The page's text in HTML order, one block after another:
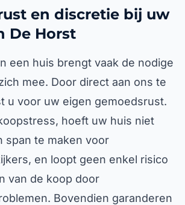
en discretie bij uw
De Horst
een huis brengt vaak de nodige
mee. Door direct aan ons te
u voor uw eigen gemoedsrust.
hoeft uw huis niet
span te maken voor
en loopt geen enkel risico
van de koop door
Bovendien garanderen